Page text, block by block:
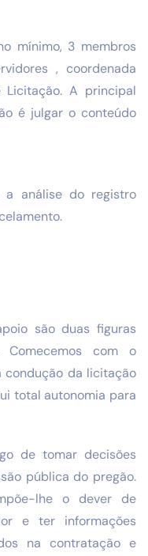
mínimo, 3 membros
, coordenada
Licitação. A principal
é julgar o conteúdo
a análise do registro
são duas figuras
com o
condução da licitação
total autonomia para
de tomar decisões
pública do pregão.
lhe o dever de
e ter informações
na contratação e